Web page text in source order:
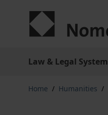
Law & Legal System
Home / Humanities /